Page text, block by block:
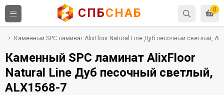
0
СПБСНАБ
Каменный SPC ламинат AlixFloor Natural Line Дуб песочный светлый,
Каменный SPC ламинат AlixFloor
Natural Line Дуб песочный светлый,
ALX1568-7